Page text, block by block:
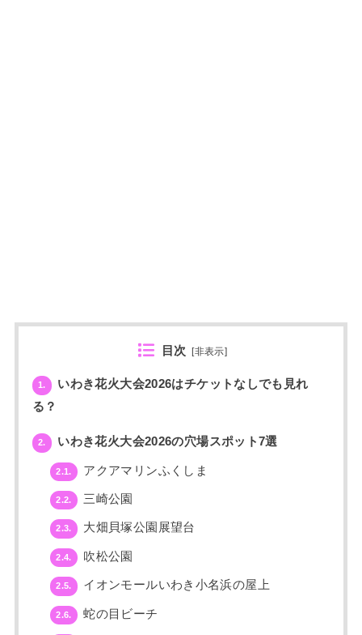
目次 [非表示]
1.
いわき花火大会2026はチケットなしでも見れ
る？
2. いわき花火大会2026の穴場スポット7選
2.1. アクアマリンふくしま
2.2. 三崎公園
2.3. 大畑貝塚公園展望台
2.4. 吹松公園
2.5. イオンモールいわき小名浜の屋上
2.6. 蛇の目ビーチ